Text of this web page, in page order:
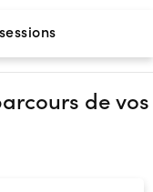
de vos